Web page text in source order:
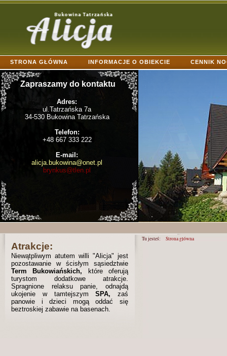
STRONA GŁÓWNA INFORMACJE O OBIEKCIE
CENNIK
KONTAKT
Zapraszamy do kontaktu
Adres:
ul.Tatrzańska 7a
34-530 Bukowina Tatrzańska
Telefon:
+48 667 333 222
E-mail:
alicja.bukowina@onet.pl
brynkus@tlen.pl
Atrakcje:
Niewątpliwym atutem willi "Alicja" jest
pozostawanie w ścisłym sąsiedztwie
Term Bukowiańskich, które oferują
turystom dodatkowe atrakcje.
Spragnione relaksu panie, odnajdą
ukojenie w tamtejszymSPA, zaś
panowie i dzieci mogą oddać się
beztroskiej zabawie na basenach.
Tu jesteś: Strona główna